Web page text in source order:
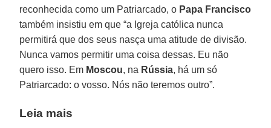
reconhecida como um Patriarcado, o Papa Francisco
também insistiu em que “a Igreja católica nunca
permitirá que dos seus nasça uma atitude de divisão.
Nunca vamos permitir uma coisa dessas. Eu não
quero isso. Em Moscou, na Rússia, há um só
Patriarcado: o vosso. Nós não teremos outro”.
Leia mais